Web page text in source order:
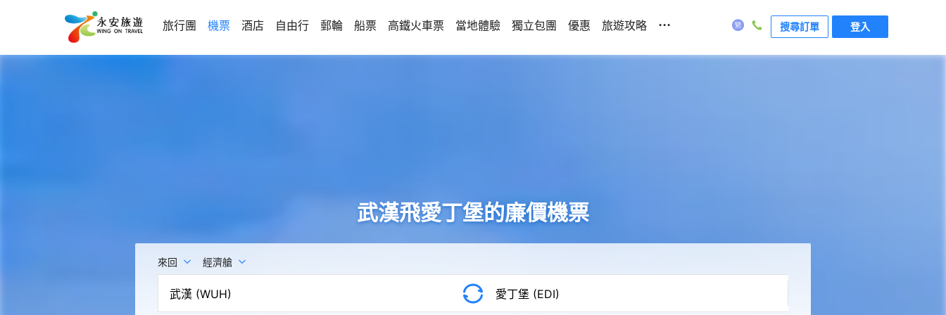
旅行團 機票 酒店 自由行 郵輪 船票 高鐵火車票 當地體驗 獨立包團 優惠 旅遊攻略 ... 搜尋訂單 登入
武漢飛愛丁堡的廉價機票
來回 經濟艙